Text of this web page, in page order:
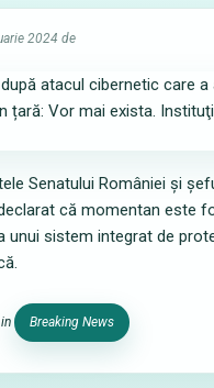
2024 de
Senatului României și
că momentan este
unui sistem integrat de
Breaking News